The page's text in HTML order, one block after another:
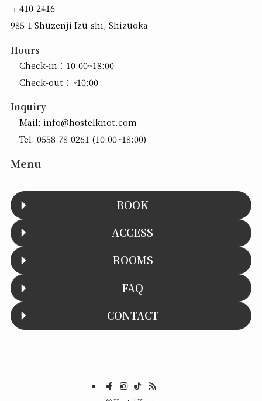
〒410-2416
985-1 Shuzenji Izu-shi, Shizuoka
Hours
Check-in：10:00~18:00
Check-out：~10:00
Inquiry
Mail: info@hostelknot.com
Tel: 0558-78-0261 (10:00~18:00)
Menu
BOOK
ACCESS
ROOMS
FAQ
CONTACT